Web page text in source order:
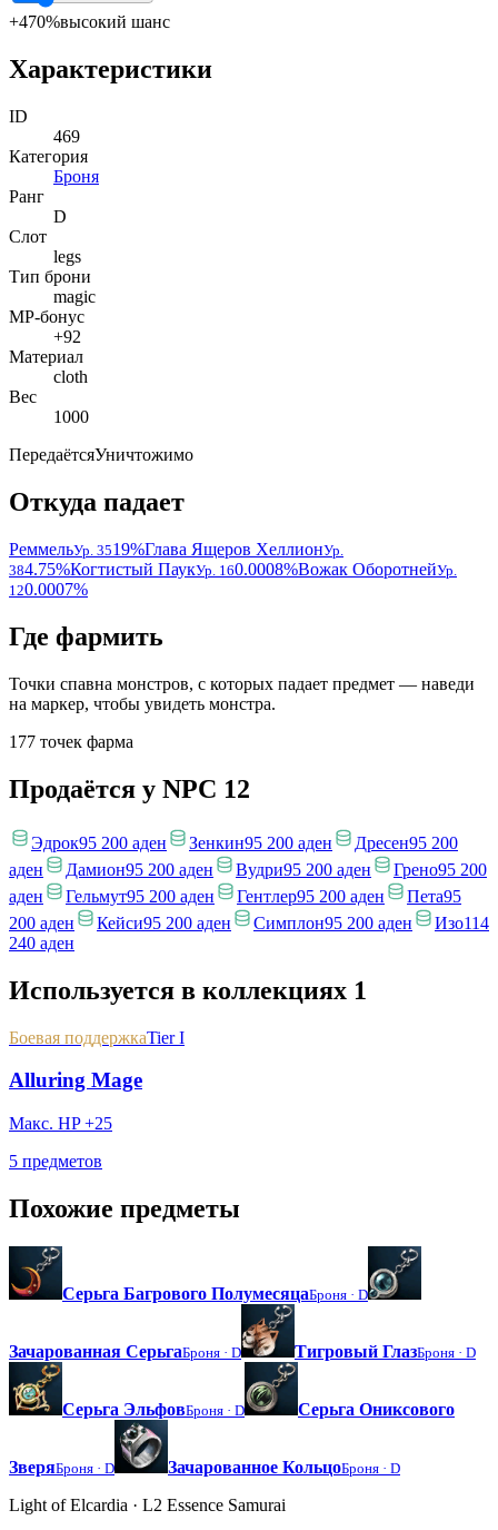
+470%высокий шанс
Характеристики
ID
469
Категория
Броня
Ранг
D
Слот
legs
Тип брони
magic
MP-бонус
+92
Материал
cloth
Вес
1000
ПередаётсяУничтожимо
Откуда падает
РеммельУр. 3519%Глава Ящеров ХеллионУр.
384.75%Когтистый ПаукУр. 160.0008%Вожак ОборотнейУр.
120.0007%
Где фармить
Точки спавна монстров, с которых падает предмет — наведи
на маркер, чтобы увидеть монстра.
177 точек фарма
Продаётся у NPC 12
Эдрок95 200 аден Зенкин95 200 аден Дресен95 200
аден
Дамион95 200 аден Вудри95 200 аден Грено95 200
аден
Гельмут95 200 аден Гентлер95 200 аден Пета95
200 аден
Кейси95 200 аден Симплон95 200 аден Изо114
240 аден
Используется в коллекциях 1
Боевая поддержкаTier I
Alluring Mage
Макс. HP +25
5 предметов
Похожие предметы
Серьга Багрового ПолумесяцаБроня · D
Зачарованная СерьгаБроня · D Тигровый ГлазБроня · D
Серьга ЭльфовБроня · D Серьга Ониксового
ЗверяБроня · D Зачарованное КольцоБроня · D
Light of Elcardia · L2 Essence Samurai